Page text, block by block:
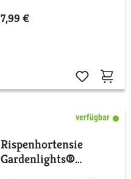
7,99 €
verfügbar
Rispenhortensie
Gardenlights®